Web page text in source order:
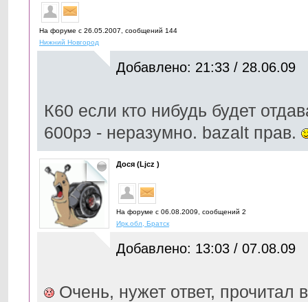
На форуме с 26.05.2007, cообщений 144
Нижний Новгород
Добавлено: 21:33 / 28.06.09
К60 если кто нибудь будет
600рэ - неразумно. bazalt прав.
Дося (Ljcz )
На форуме с 06.08.2009, cообщений 2
Ирк.обл, Братск
Добавлено: 13:03 / 07.08.09
Очень, нужет ответ, прочитал